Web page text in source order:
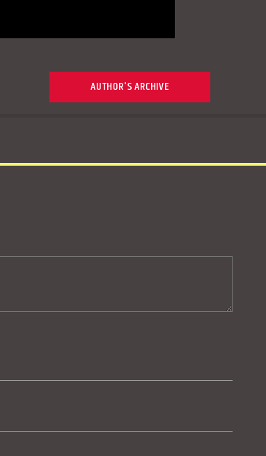
AUTHOR'S ARCHIVE